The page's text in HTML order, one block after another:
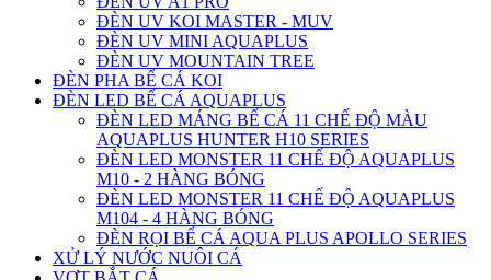
ĐÈN UV KOI MASTER - MUV
ĐÈN UV MINI AQUAPLUS
ĐÈN UV MOUNTAIN TREE
ĐÈN PHA BỂ CÁ KOI
ĐÈN LED BỂ CÁ AQUAPLUS
ĐÈN LED MÁNG BỂ CÁ 11 CHẾ ĐỘ MÀU
AQUAPLUS HUNTER H10 SERIES
ĐÈN LED MONSTER 11 CHẾ ĐỘ AQUAPLUS
M10 - 2 HÀNG BÓNG
ĐÈN LED MONSTER 11 CHẾ ĐỘ AQUAPLUS
M104 - 4 HÀNG BÓNG
ĐÈN RỌI BỂ CÁ AQUA PLUS APOLLO SERIES
XỬ LÝ NƯỚC NUÔI CÁ